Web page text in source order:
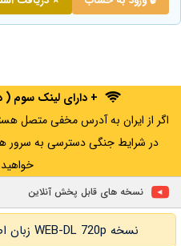
+ دارای لینک سوم
در شرایط جنگی دسترسی به سرور
نسخه های قابل پخش آنلاین
نسخه WEB-DL 720p زبان اصلی